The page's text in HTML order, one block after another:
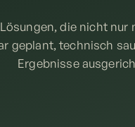
die nicht nur
geplant, technisch
Ergebnisse